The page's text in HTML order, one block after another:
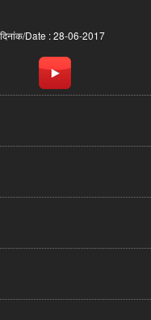
Date : 28-06-2017